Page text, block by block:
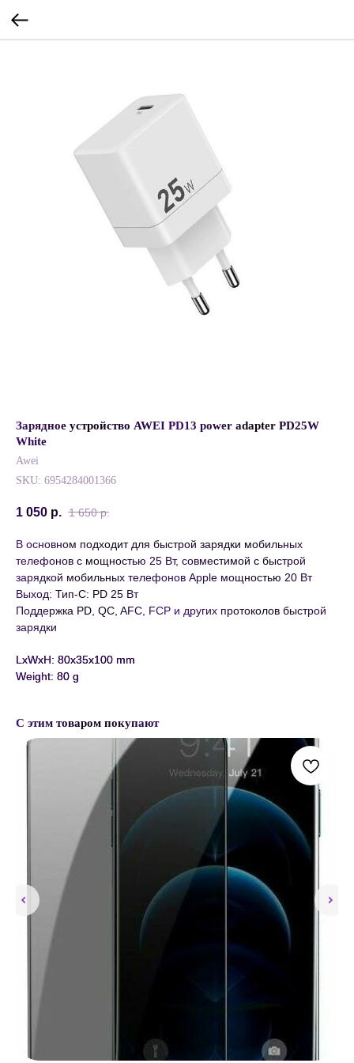
Зарядное устройство AWEI PD13 power adapter PD25W
White
Awei
SKU: 6954284001366
1 050 р. 1 650 р.
В основном подходит для быстрой зарядки мобильных
телефонов с мощностью 25 Вт, совместимой с быстрой
зарядкой мобильных телефонов Apple мощностью 20 Вт
Выход: Тип-C: PD 25 Вт
Поддержка PD, QC, AFC, FCP и других протоколов быстрой
зарядки
LxWxH: 80x35x100 mm
Weight: 80 g
С этим товаром покупают